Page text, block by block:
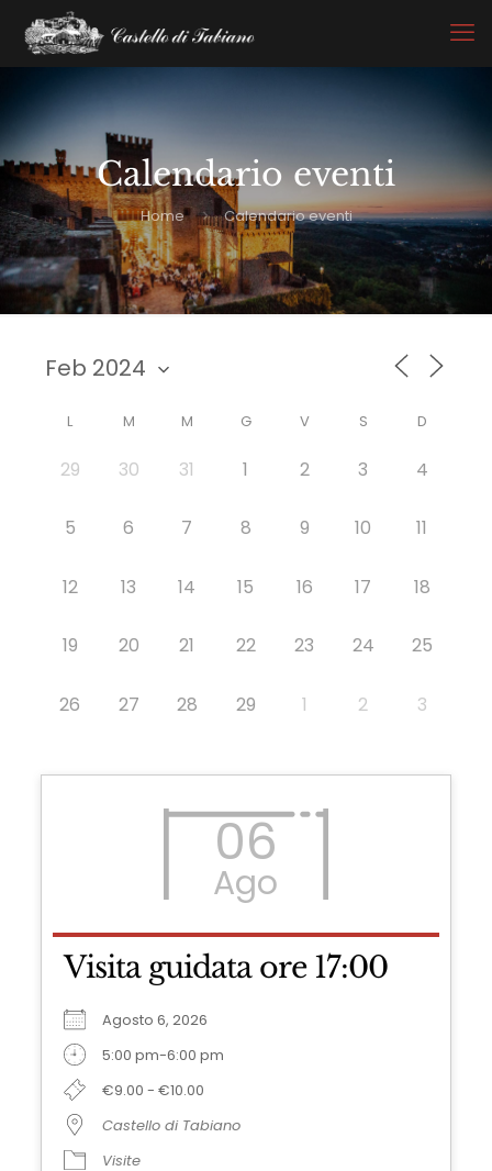
Calendario eventi
Home Calendario eventi
L M M G V S D
29 30 31 1 2 3 4
5 6 7 8 9 10 11
12 13 14 15 16 17 18
19 20 21 22 23 24 25
26 27 28 29 1 2 3
06
Ago
Visita guidata ore 17:00
Agosto 6, 2026
5:00 pm-6:00 pm
€9.00 - €10.00
Castello di Tabiano
Visite